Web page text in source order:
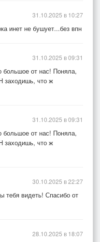
инет не бушует...без впн
31.10.2025 в 10:27
большое от нас! Поняла,
заходишь, что ж
31.10.2025 в 09:31
большое от нас! Поняла,
заходишь, что ж
31.10.2025 в 09:31
видеть! Спасибо от
30.10.2025 в 22:27
28.10.2025 в 18:07